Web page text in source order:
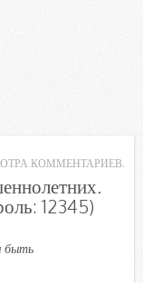
КОММЕНТАРИЕВ.
12345)
быть